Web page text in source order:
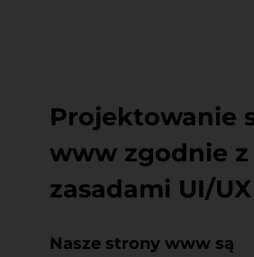
Projektowanie
www zgodnie z
zasadami UI/UX
Nasze strony www są